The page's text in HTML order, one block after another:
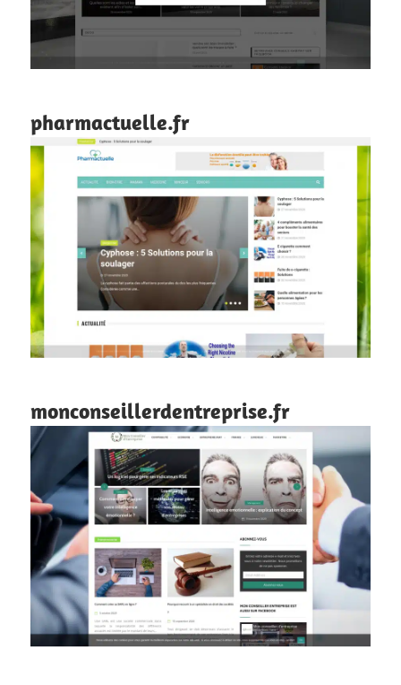
pharmactuelle.fr
monconseillerdentreprise.fr